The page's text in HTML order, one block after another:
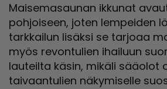
Maisemasaunan ikkunat
pohjoiseen, joten lempeiden
tarkkailun lisäksi se tarjoaa
myös revontulien ihailuun
lauteilta käsin, mikäli sääolot
taivaantulien näkymiselle